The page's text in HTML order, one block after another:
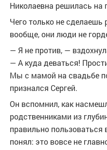
Николаевна решилась на
Чего только не сделаешь
вообще, они люди не
— Я не против, —
— А куда деваться!
Мы с мамой на свадьбе
признался Сергей.
Он вспомнил, как
родственниками из
правильно
понял: это вовсе не